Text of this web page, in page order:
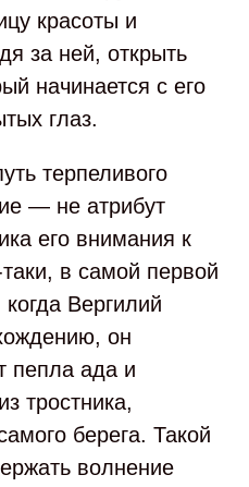
красоты и
за ней, открыть
начинается с его
глаз.
терпеливого
— не атрибут
его внимания к
в самой первой
Вергилий
он
пепла ада и
тростника,
берега. Такой
волнение